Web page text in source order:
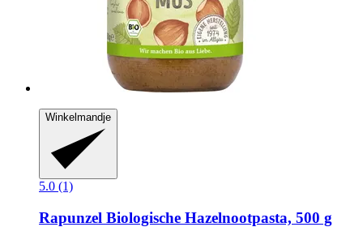
Winkelmandje
5.0 (1)
Rapunzel Biologische Hazelnootpasta, 500 g